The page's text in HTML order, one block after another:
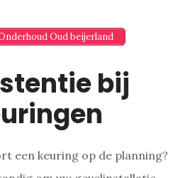
Oud beijerland
bij
een keuring op de planning?